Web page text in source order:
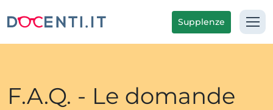
Supplenze
F.A.Q. - Le domande